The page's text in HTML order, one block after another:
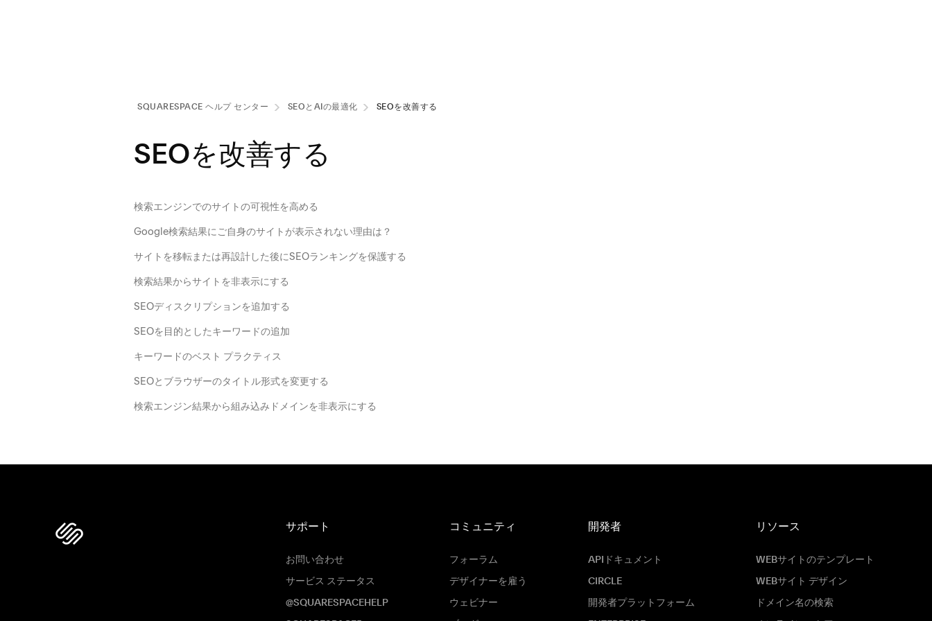
SQUARESPACE ヘルプ センタ⁠ー SEOとAIの最適化 SEOを改善する
SEOを改善する
検索エンジンでのサイトの可視性を高める
Google検索結果にご自身のサイトが表示されない理由は？
サイトを移転または再設計した後にSEOランキングを保護する
検索結果からサイトを非表示にする
SEOディスクリプションを追加する
SEOを目的としたキーワードの追加
キーワードのベスト プラクティス
SEOとブラウザーのタイトル形式を変更する
検索エンジン結果から組み込みドメインを非表示にする
サポート
お問い合わせ
サービス ステータス
@SQUARESPACEHELP
コミュニティ
フォーラム
デザイナーを雇う
ウェビナー
開発者
APIドキュメント
CIRCLE
開発者プラットフォーム
リソース
WEBサイトのテンプレート
WEBサイト デザイン
ドメイン名の検索